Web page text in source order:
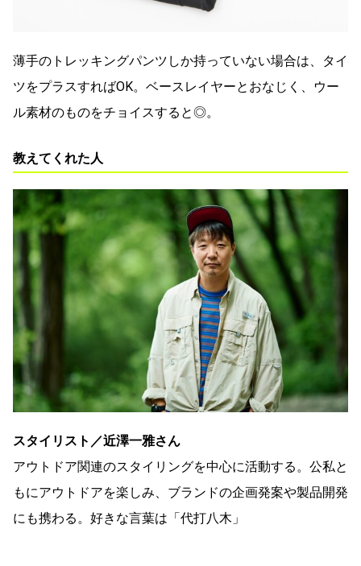
薄手のトレッキングパンツしか持っていない場合は、タイ
ツをプラスすればOK。ベースレイヤーとおなじく、ウー
ル素材のものをチョイスすると◎。
教えてくれた人
スタイリスト／近澤一雅さん
アウトドア関連のスタイリングを中心に活動する。公私と
もにアウトドアを楽しみ、ブランドの企画発案や製品開発
にも携わる。好きな言葉は「代打八木」